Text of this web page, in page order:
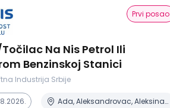
Prvi posao
Na Nis Petrol Ili
Benzinskoj Stanici
Industrija Srbije
Ada, Aleksandrovac, Aleksinac, Alibunar, Apatin + 206 mesta